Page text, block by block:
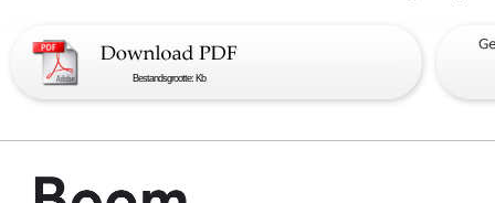
Bestandsgrootte: Kb